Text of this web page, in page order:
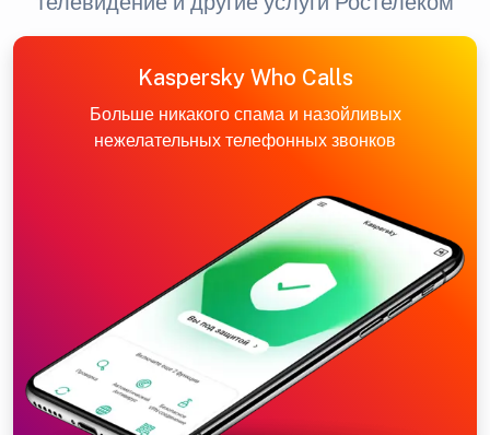
Kaspersky Who Calls
Больше никакого спама и назойливых
нежелательных телефонных звонков